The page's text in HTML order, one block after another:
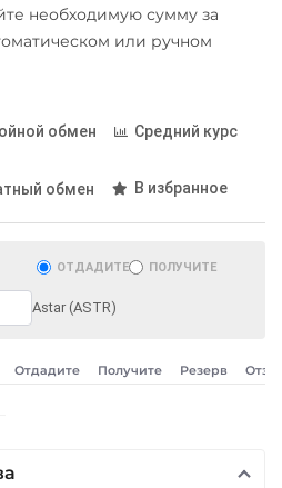
необходимую сумму за
или ручном
обмен Средний курс
обмен В избранное
ОТДАДИТЕ ПОЛУЧИТЕ
Astar (ASTR)
Отдадите Получите Резерв